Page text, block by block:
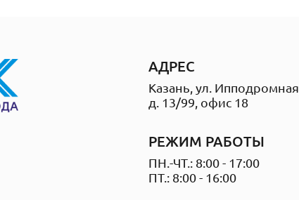
АДРЕС
Казань, ул. Ипподромная,
д. 13/99, офис 18
РЕЖИМ РАБОТЫ
ПН.-ЧТ.: 8:00 - 17:00
ПТ.: 8:00 - 16:00